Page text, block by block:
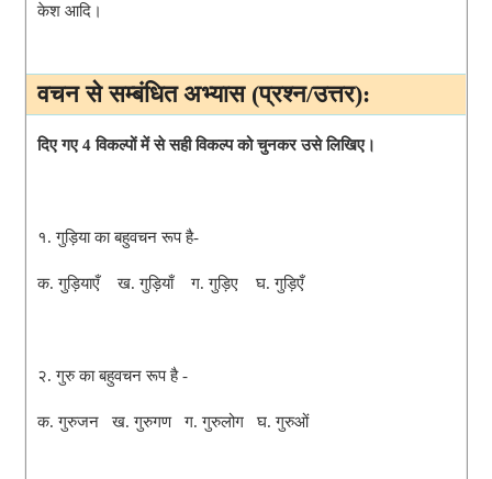
केश आदि।
वचन से सम्बंधित अभ्यास (प्रश्न/उत्तर):
दिए गए 4 विकल्पों में से सही विकल्प को चुनकर उसे लिखिए।
१. गुड़िया का बहुवचन रूप है-
क. गुड़ियाएँ ख. गुड़ियाँ ग. गुड़िए घ. गुड़िएँ
२. गुरु का बहुवचन रूप है -
क. गुरुजन ख. गुरुगण ग. गुरुलोग घ. गुरुओं